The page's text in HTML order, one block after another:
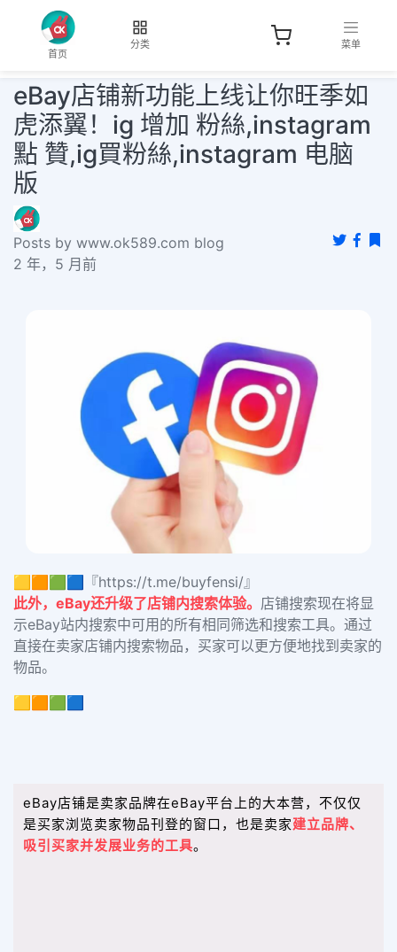
首页
分类 菜单
eBay店铺新功能上线让你旺季如
虎添翼！ig 增加 粉絲,instagram
點 贊,ig買粉絲,instagram 电脑
版
Posts by www.ok589.com blog
2 年，5 月前
🟨🟧🟩🟦『https://t.me/buyfensi/』
此外，eBay还升级了店铺内搜索体验。 店铺搜索现在将显
示eBay站内搜索中可用的所有相同筛选和搜索工具。通过
直接在卖家店铺内搜索物品，买家可以更方便地找到卖家的
物品。
🟨🟧🟩🟦
eBay店铺是卖家品牌在eBay平台上的大本营，不仅仅
是买家浏览卖家物品刊登的窗口，也是卖家建立品牌、
吸引买家并发展业务的工具。